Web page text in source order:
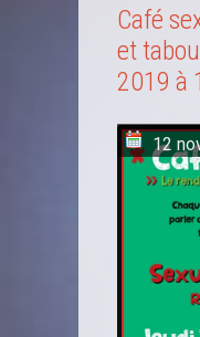
Café
et
2019 à
12